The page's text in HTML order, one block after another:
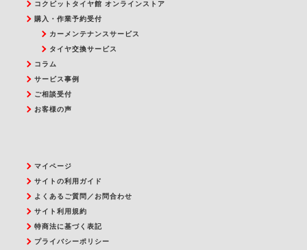
コクピットタイヤ館 オンラインストア
購入・作業予約受付
カーメンテナンスサービス
タイヤ交換サービス
コラム
サービス事例
ご相談受付
お客様の声
マイページ
サイトの利用ガイド
よくあるご質問／お問合わせ
サイト利用規約
特商法に基づく表記
プライバシーポリシー